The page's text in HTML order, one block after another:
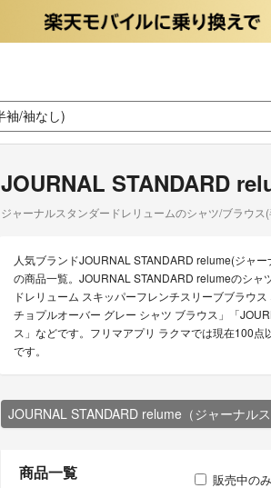
JOURNAL STANDARD
ジャーナルスタンダードレリュームのシャツ/ブラウス
人気ブランドJOURNAL STANDARD relume(ジャ
の商品一覧。JOURNAL STANDARD relumeのシ
ドレリューム スキッパーフレンチスリーブブラウ
チョプルオーバー グレー シャツ ブラウス」「
ス」などです。フリマアプリ ラクマでは現在100
です。
JOURNAL STANDARD relume（ジャーナル
商品一覧 販売中のみ